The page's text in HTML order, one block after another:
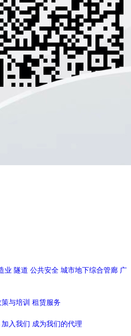
业 隧道 公共安全 城市地下综合管廊 广
与培训 租赁服务
加入我们 成为我们的代理